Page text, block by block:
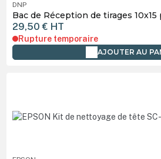
DNP
Bac de Réception de tirages 10x15
29,50 € HT
Rupture temporaire
AJOUTER AU